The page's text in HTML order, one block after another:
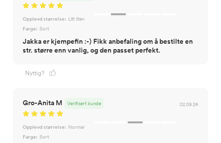
Opplevd størrelse: Litt liten
Farge: Sort
Jakka er kjempefin :-) Fikk anbefaling om å bestilte en
str. større enn vanlig, og den passet perfekt.
Nyttig?
Gro-Anita M 02.09.24
Verifisert kunde
Opplevd størrelse: Normal
Farge: Sort